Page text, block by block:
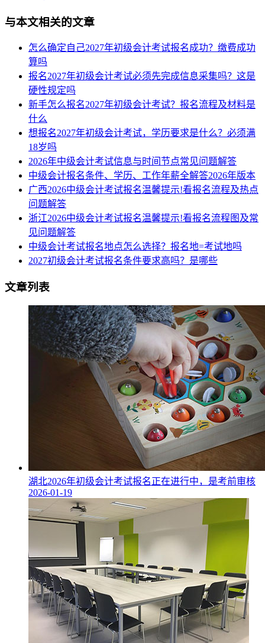
与本文相关的文章
怎么确定自己2027年初级会计考试报名成功？缴费成功
算吗
报名2027年初级会计考试必须先完成信息采集吗？这是
硬性规定吗
新手怎么报名2027年初级会计考试？报名流程及材料是
什么
想报名2027年初级会计考试，学历要求是什么？必须满
18岁吗
2026年中级会计考试信息与时间节点常见问题解答
中级会计报名条件、学历、工作年薪全解答2026年版本
广西2026中级会计考试报名温馨提示!看报名流程及热点
问题解答
浙江2026中级会计考试报名温馨提示!看报名流程图及常
见问题解答
中级会计考试报名地点怎么选择？报名地=考试地吗
2027初级会计考试报名条件要求高吗？是哪些
文章列表
湖北2026年初级会计考试报名正在进行中，是考前审核
2026-01-19